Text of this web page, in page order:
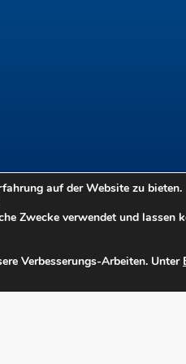
auf der Website zu bieten.
Zwecke verwendet und lassen
Verbesserungs-Arbeiten. Unter